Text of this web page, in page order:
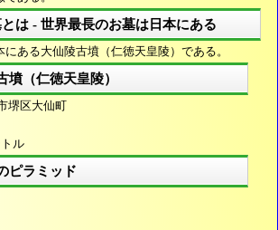
は - 世界最長のお墓は日本にある
ある大仙陵古墳（仁徳天皇陵）である。
墳（仁徳天皇陵）
堺区大仙町
ル
ピラミッド